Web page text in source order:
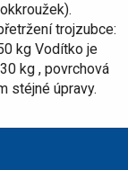
trojzubce:
kg Vodítko je
kg , povrchová
stéjné úpravy.